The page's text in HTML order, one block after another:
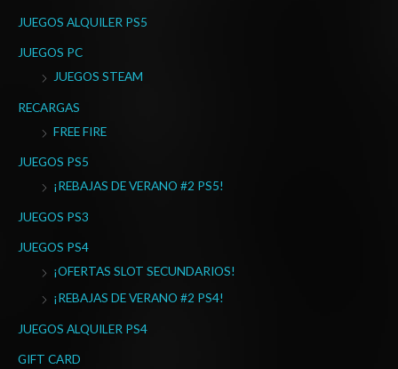
r
p
JUEGOS ALQUILER PS5
JUEGOS PC
JUEGOS STEAM
RECARGAS
FREE FIRE
JUEGOS PS5
¡REBAJAS DE VERANO #2 PS5!
JUEGOS PS3
JUEGOS PS4
¡OFERTAS SLOT SECUNDARIOS!
¡REBAJAS DE VERANO #2 PS4!
JUEGOS ALQUILER PS4
GIFT CARD